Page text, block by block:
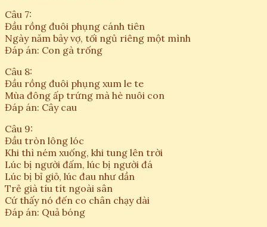
Câu 7:
Đầu rồng đuôi phụng cánh tiên
Ngày năm bảy vợ, tối ngủ riêng một mình
Đáp án: Con gà trống
Câu 8:
Đầu rồng đuôi phụng xum le te
Mùa đông ấp trứng mà hè nuôi con
Đáp án: Cây cau
Câu 9:
Đầu tròn lông lóc
Khi thì ném xuống, khi tung lên trời
Lúc bị người đấm, lúc bị người đá
Lúc bị bỉ giỏ, lúc đau như dần
Trẻ già tíu tít ngoài sân
Cứ thấy nó đến co chân chạy dài
Đáp án: Quả bóng